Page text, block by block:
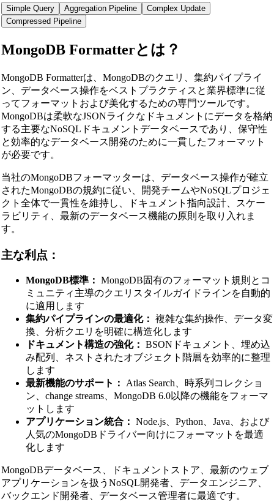
Simple Query Aggregation Pipeline
Complex Update
Compressed Pipeline
MongoDB Formatterとは？
MongoDB Formatterは、MongoDBのクエリ、集約パイプライ
ン、データベース操作をベストプラクティスと業界標準に従
ってフォーマットおよび美化するための専門ツールです。
MongoDBは柔軟なJSONライクなドキュメントにデータを格納
する主要なNoSQLドキュメントデータベースであり、保守性
と効率的なデータベース開発のために一貫したフォーマット
が必要です。
当社のMongoDBフォーマッターは、データベース操作が確立
されたMongoDBの規約に従い、開発チームやNoSQLプロジェ
クト全体で一貫性を維持し、ドキュメント指向設計、スケー
ラビリティ、最新のデータベース機能の原則を取り入れま
す。
主な利点：
MongoDB標準： MongoDB固有のフォーマット規則とコ
ミュニティ主導のクエリスタイルガイドラインを自動的
に適用します
集約パイプラインの最適化： 複雑な集約操作、データ変
換、分析クエリを明確に構造化します
ドキュメント構造の強化： BSONドキュメント、埋め込
み配列、ネストされたオブジェクト階層を効率的に整理
します
最新機能のサポート： Atlas Search、時系列コレクショ
ン、change streams、MongoDB 6.0以降の機能をフォーマ
ットします
アプリケーション統合： Node.js、Python、Java、および
人気のMongoDBドライバー向けにフォーマットを最適
化します
MongoDBデータベース、ドキュメントストア、最新のウェブ
アプリケーションを扱うNoSQL開発者、データエンジニア、
バックエンド開発者、データベース管理者に最適です。